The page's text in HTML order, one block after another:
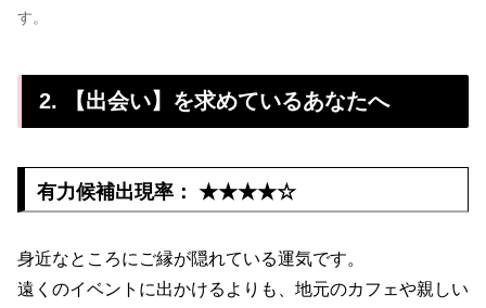
す。
2. 【出会い】を求めているあなたへ
有力候補出現率： ★★★★☆
身近なところにご縁が隠れている運気です。
遠くのイベントに出かけるよりも、地元のカフェや親しい